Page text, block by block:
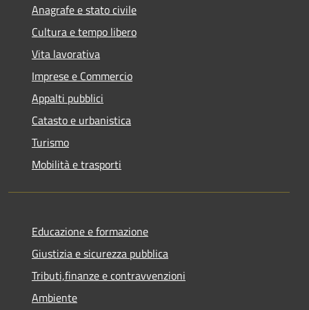
Anagrafe e stato civile
Cultura e tempo libero
Vita lavorativa
Imprese e Commercio
Appalti pubblici
Catasto e urbanistica
Turismo
Mobilità e trasporti
Educazione e formazione
Giustizia e sicurezza pubblica
Tributi,finanze e contravvenzioni
Ambiente